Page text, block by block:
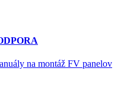
na montáž FV panelov